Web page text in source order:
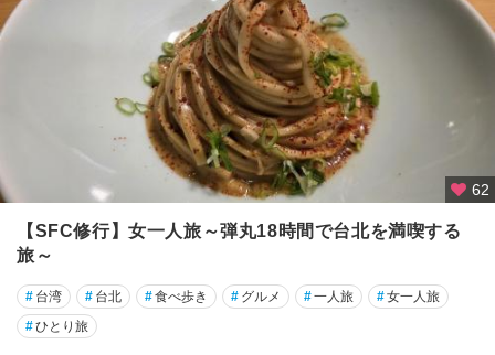
62
【SFC修行】女一人旅～弾丸18時間で台北を満喫する
旅～
# 台湾 # 台北 #食べ歩き # グルメ #一人旅 #女一人旅
#ひとり旅